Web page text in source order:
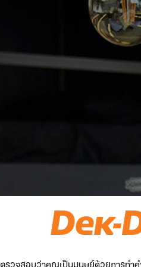
ตรวจสอบว่าคุณเป็นมนุษย์ด้วยการทำค